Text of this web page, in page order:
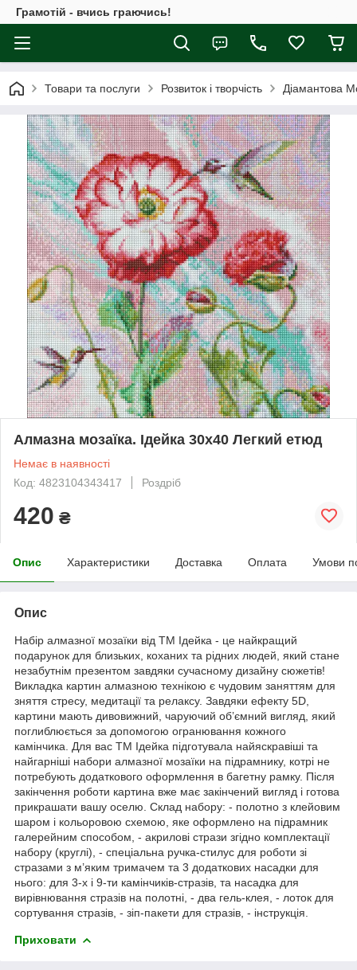
Грамотій - вчись граючись!
Товари та послуги Розвиток і творчість Діамантова
Алмазна мозаїка. Ідейка 30х40 Легкий етюд
Немає в наявності
Код: 4823104343417
Роздріб
420 ₴
Опис Характеристики Доставка Оплата Умови
Опис
Набір алмазної мозаїки від ТМ Ідейка - це найкращий
подарунок для близьких, коханих та рідних людей, який стане
незабутнім презентом завдяки сучасному дизайну сюжетів!
Викладка картин алмазною технікою є чудовим заняттям для
зняття стресу, медитації та релаксу. Завдяки ефекту 5D,
картини мають дивовижний, чаруючий об’ємний вигляд, який
поглиблюється за допомогою огранювання кожного
камінчика. Для вас ТМ Ідейка підготувала найяскравіші та
найгарніші набори алмазної мозаїки на підрамнику, котрі не
потребують додаткового оформлення в багетну рамку. Після
закінчення роботи картина вже має закінчений вигляд і готова
прикрашати вашу оселю. Склад набору: - полотно з клейовим
шаром і кольоровою схемою, яке оформлено на підрамник
галерейним способом, - акрилові стрази згідно комплектації
набору (круглі), - спеціальна ручка-стилус для роботи зі
стразами з м’яким тримачем та 3 додаткових насадки для
нього: для 3-х і 9-ти камінчиків-стразів, та насадка для
вирівнювання стразів на полотні, - два гель-клея, - лоток для
сортування стразів, - зіп-пакети для стразів, - інструкція.
Приховати